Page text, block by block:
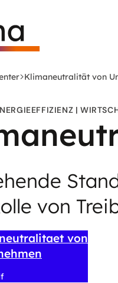
Klimaneutralität von
von
von